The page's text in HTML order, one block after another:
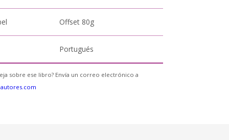
Offset 80g
Portugués
sobre ese libro? Envía un correo electrónico a